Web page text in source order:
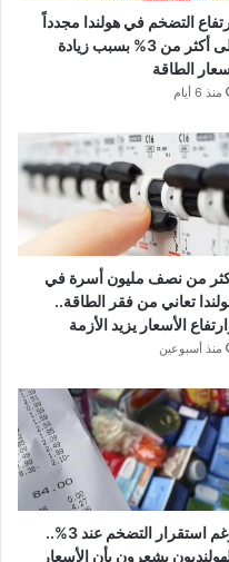
التضخم في هولندا مجدداً
إلى أكثر من 3% بسبب زيادة
الطاقة
منذ 6 أيام
من نصف مليون أسرة في
تعاني من فقر الطاقة..
الأسعار يزيد الأزمة
منذ أسبوعين
رغم استقرار التضخم عند 3%..
يشعرون بأن الأسعار